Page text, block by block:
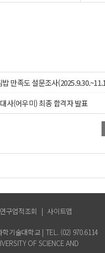
만족도 설문조사
사(어우미) 최종 합격자 발표
구업적조회 | 사이트맵
기술대학교 | TEL. (02) 970.6114
OF SCIENCE AND